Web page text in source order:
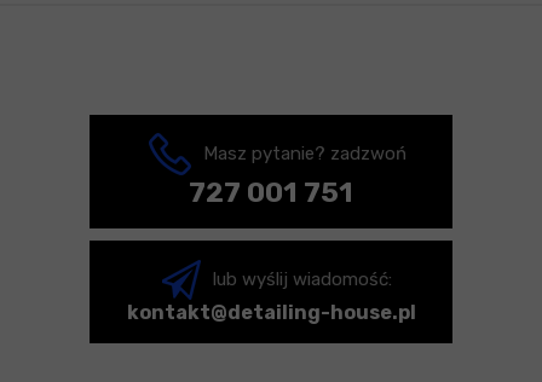
Masz pytanie? zadzwoń
727 001 751
lub wyślij wiadomość:
kontakt@detailing-house.pl